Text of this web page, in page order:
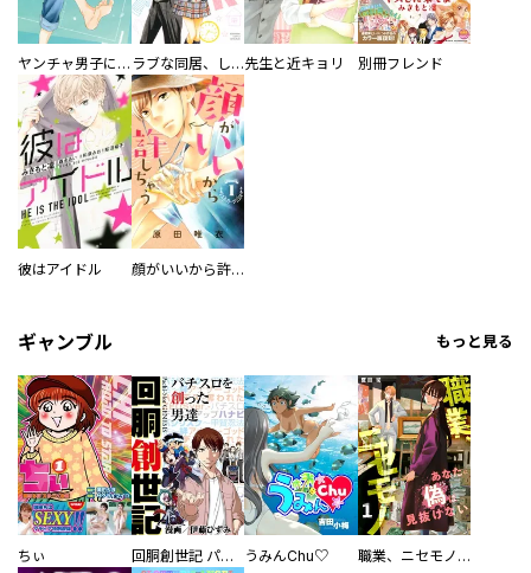
ヤンチャ男子に恋してる。 ラブな同居、してみたい。先生と近キョリ 別冊フレンド
彼はアイドル 顔がいいから許しちゃう
ギャンブル もっと見る
ちぃ 回胴創世記 パチスロを創った男達 うみんChu♡ 職業、ニセモノ～あなたに偽は見抜けない【電子単行本版】